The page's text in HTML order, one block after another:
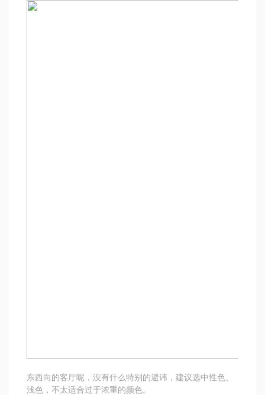
东西向的客厅呢，没有什么特别的避讳，建议选中性色、
浅色，不太适合过于浓重的颜色。